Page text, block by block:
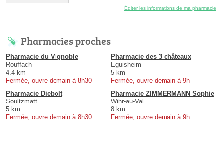
Éditer les informations de ma pharmacie
Pharmacies proches
Pharmacie du Vignoble
Rouffach
4.4 km
Fermée, ouvre demain à 8h30
Pharmacie des 3 châteaux
Eguisheim
5 km
Fermée, ouvre demain à 9h
Pharmacie Diebolt
Soultzmatt
5 km
Fermée, ouvre demain à 8h30
Pharmacie ZIMMERMANN Sophie
Wihr-au-Val
8 km
Fermée, ouvre demain à 9h